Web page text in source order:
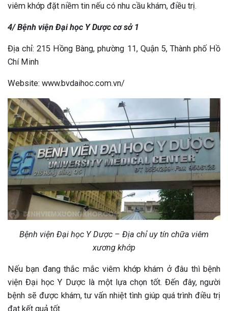
viêm khớp đặt niềm tin nếu có nhu cầu khám, điều trị.
4/ Bệnh viện Đại học Y Dược cơ sở 1
Địa chỉ: 215 Hồng Bàng, phường 11, Quận 5, Thành phố Hồ
Chí Minh
Website: www.bvdaihoc.com.vn/
Bệnh viện Đại học Y Dược – Địa chỉ uy tín chữa viêm
xương khớp
Nếu bạn đang thắc mắc viêm khớp khám ở đâu thì bệnh
viện Đại học Y Dược là một lựa chọn tốt. Đến đây, người
bệnh sẽ được khám, tư vấn nhiệt tình giúp quá trình điều trị
đạt kết quả tốt.